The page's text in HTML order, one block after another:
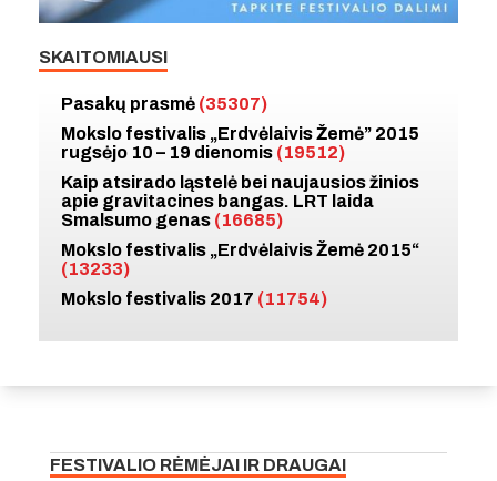
SKAITOMIAUSI
Pasakų prasmė (35307)
Mokslo festivalis „Erdvėlaivis Žemė” 2015
rugsėjo 10 – 19 dienomis (19512)
Kaip atsirado ląstelė bei naujausios žinios
apie gravitacines bangas. LRT laida
Smalsumo genas (16685)
Mokslo festivalis „Erdvėlaivis Žemė 2015“
(13233)
Mokslo festivalis 2017 (11754)
FESTIVALIO RĖMĖJAI IR DRAUGAI